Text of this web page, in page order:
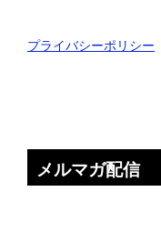
プライバシーポリシー
メルマガ配信